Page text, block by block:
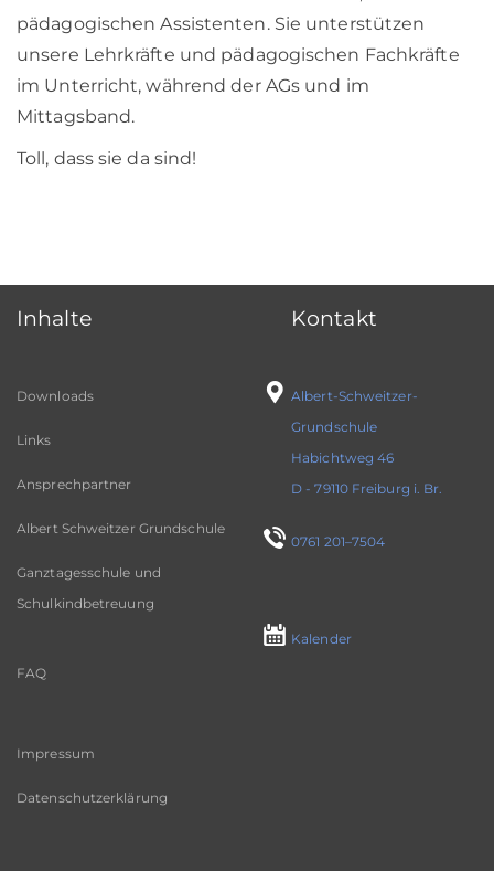
pädagogischen Assistenten. Sie unterstützen
unsere Lehrkräfte und pädagogischen Fachkräfte
im Unterricht, während der AGs und im
Mittagsband.
Toll, dass sie da sind!
Inhalte
Downloads
Links
Ansprechpartner
Albert Schweitzer Grundschule
Ganztagesschule und
Schulkindbetreuung
FAQ
Impressum
Datenschutzerklärung
Kontakt
Albert-Schweitzer-
Grundschule
Habichtweg 46
D - 79110 Freiburg i. Br.
0761 201–7504
Kalender